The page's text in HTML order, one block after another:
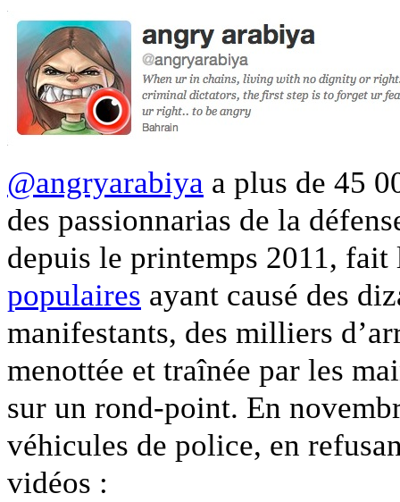
@angryarabiya a plus de 45
des passionnarias de la
depuis le printemps 2011, fait
populaires ayant causé des
manifestants, des milliers
menottée et traînée par les
sur un rond-point. En
véhicules de police, en
vidéos :